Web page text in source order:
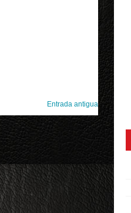
Entrada antigua